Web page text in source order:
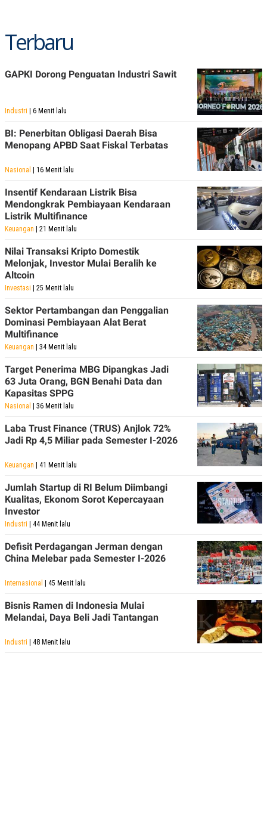
D
SITEMAP PROFILE TERM
PEDOMAN
SIBER
PRIVACY
Terbaru
GAPKI Dorong Penguatan Industri Sawit
Industri | 6 Menit lalu
BI: Penerbitan Obligasi Daerah Bisa
Menopang APBD Saat Fiskal Terbatas
Nasional | 16 Menit lalu
Insentif Kendaraan Listrik Bisa
Mendongkrak Pembiayaan Kendaraan
Listrik Multifinance
Keuangan | 21 Menit lalu
Nilai Transaksi Kripto Domestik
Melonjak, Investor Mulai Beralih ke
Altcoin
Investasi | 25 Menit lalu
Sektor Pertambangan dan Penggalian
Dominasi Pembiayaan Alat Berat
Multifinance
Keuangan | 34 Menit lalu
Target Penerima MBG Dipangkas Jadi
63 Juta Orang, BGN Benahi Data dan
Kapasitas SPPG
Nasional | 36 Menit lalu
Laba Trust Finance (TRUS) Anjlok 72%
Jadi Rp 4,5 Miliar pada Semester I-2026
Keuangan | 41 Menit lalu
Jumlah Startup di RI Belum Diimbangi
Kualitas, Ekonom Sorot Kepercayaan
Investor
Industri | 44 Menit lalu
Defisit Perdagangan Jerman dengan
China Melebar pada Semester I-2026
Internasional | 45 Menit lalu
Bisnis Ramen di Indonesia Mulai
Melandai, Daya Beli Jadi Tantangan
Industri | 48 Menit lalu